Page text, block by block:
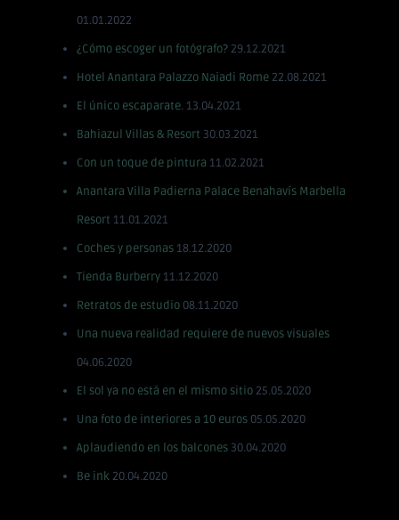
01.01.2022
¿Cómo escoger un fotógrafo? 29.12.2021
Hotel Anantara Palazzo Naiadi Rome 22.08.2021
El único escaparate. 13.04.2021
Bahiazul Villas & Resort 30.03.2021
Con un toque de pintura 11.02.2021
Anantara Villa Padierna Palace Benahavís Marbella
Resort 11.01.2021
Coches y personas 18.12.2020
Tienda Burberry 11.12.2020
Retratos de estudio 08.11.2020
Una nueva realidad requiere de nuevos visuales
04.06.2020
El sol ya no está en el mismo sitio 25.05.2020
Una foto de interiores a 10 euros 05.05.2020
Aplaudiendo en los balcones 30.04.2020
Be ink 20.04.2020